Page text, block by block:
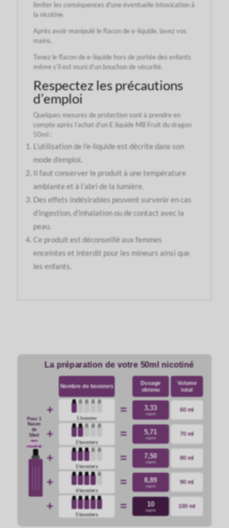
limiter les conséquences d’une éventuelle intoxication à
la nicotine.
Après avoir manipulé le flacon de e-liquide, lavez vos
mains.
Tenez le flacon de e-liquide hors de portée des enfants
même s’il est muni d’un bouchon de sécurité.
Respectez les précautions
d’emploi
Quelques mesures de protection sont à prendre en
compte après l’achat d’un E liquide MB Fruit du dragon
50ml :
L’utilisation de l’e-liquide est décrite dans son
mode d’emploi.
Il faut conserver le produit à une température
ambiante et à l’abri de la lumière.
Des effets indésirables peuvent survenir en cas
d’ingestion, d’inhalation ou de contact avec la
peau.
Ce produit est déconseillé aux femmes
enceintes et interdit pour les mineurs ainsi que
les enfants.
La préparation de votre 50ml nicotiné
Nombre de boosters
Dosage
obtenu
Volume
total
Pour 1
flacon
de
50ml
non
nicotiné
+
1 booster
= 3,33
mg/ml
60 ml
+
2 boosters
= 5,71
mg/ml
70 ml
+
3 boosters
= 7,50
mg/ml
80 ml
+
4 boosters
= 8,89
mg/ml
90 ml
+
5 boosters
= 10
mg/ml
100 ml